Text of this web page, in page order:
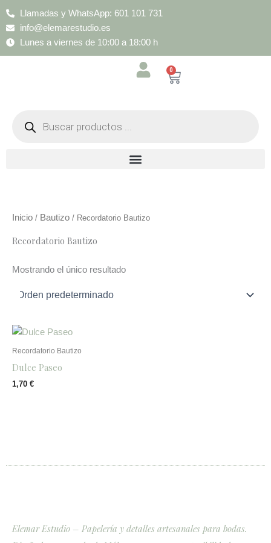
Llamadas y WhatsApp: 601 101 731
info@elemarestudio.es
Lunes a viernes de 10:00 a 18:00 h
0
Cart
productos
Inicio / Bautizo / Recordatorio Bautizo
Recordatorio Bautizo
Mostrando el único resultado
Recordatorio Bautizo
Dulce Paseo
1,70 €
Elemar Estudio – Papelería y detalles artesanales para bodas.